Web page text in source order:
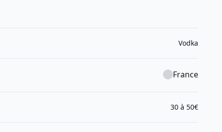
Vodka
France
30 à 50€